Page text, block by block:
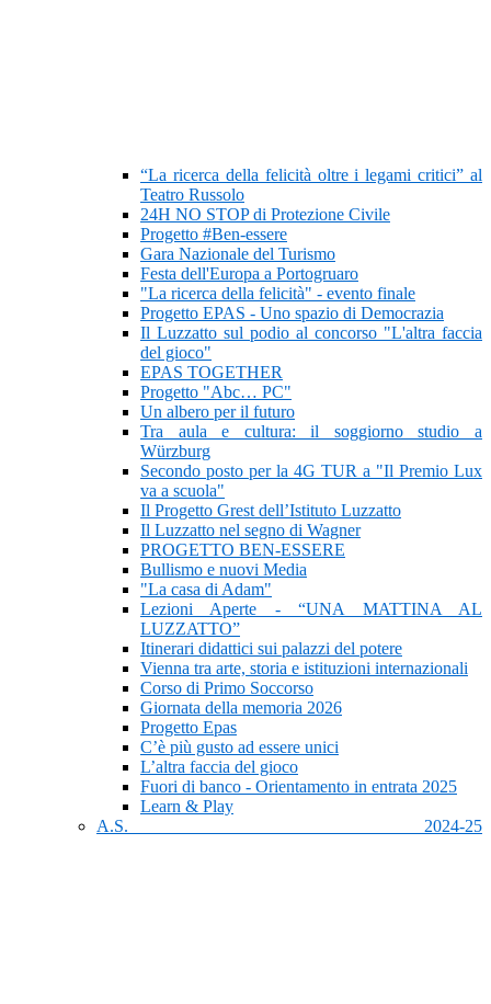
“La ricerca della felicità oltre i legami critici” al
Teatro Russolo
24H NO STOP di Protezione Civile
Progetto #Ben-essere
Gara Nazionale del Turismo
Festa dell'Europa a Portogruaro
"La ricerca della felicità" - evento finale
Progetto EPAS - Uno spazio di Democrazia
Il Luzzatto sul podio al concorso "L'altra faccia
del gioco"
EPAS TOGETHER
Progetto "Abc… PC"
Un albero per il futuro
Tra aula e cultura: il soggiorno studio a
Würzburg
Secondo posto per la 4G TUR a "Il Premio Lux
va a scuola"
Il Progetto Grest dell’Istituto Luzzatto
Il Luzzatto nel segno di Wagner
PROGETTO BEN-ESSERE
Bullismo e nuovi Media
"La casa di Adam"
Lezioni Aperte - “UNA MATTINA AL
LUZZATTO”
Itinerari didattici sui palazzi del potere
Vienna tra arte, storia e istituzioni internazionali
Corso di Primo Soccorso
Giornata della memoria 2026
Progetto Epas
C’è più gusto ad essere unici
L’altra faccia del gioco
Fuori di banco - Orientamento in entrata 2025
Learn & Play
A.S. 2024-25